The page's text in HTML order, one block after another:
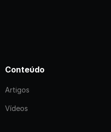
Conteúdo
Artigos
Vídeos